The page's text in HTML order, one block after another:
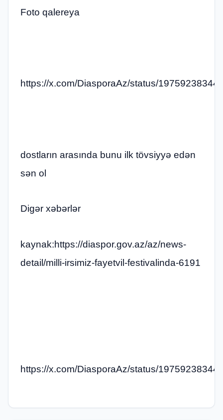
Foto qalereya
https://x.com/DiasporaAz/status/
dostların arasında bunu ilk tövsiyyə edən
sən ol
Digər xəbərlər
kaynak:https://diaspor.gov.az/az/news-
detail/milli-irsimiz-fayetvil-festivalinda-6191
https://x.com/DiasporaAz/status/